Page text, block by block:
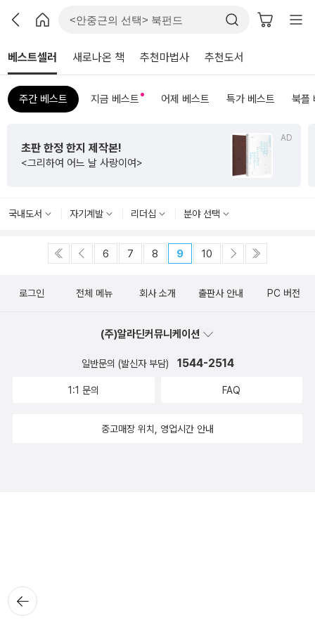
베스트셀러 새로나온 책 추천마법사 추천도서
주간 베스트 지금 베스트 어제 베스트 특가 베스트 북플
AD
초판 한정 한지 제작본!
<그리하여 어느 날 사랑이여>
국내도서 자기계발 리더십 분야 선택
6 7 8 9 10
뒤로가
기
로그인 전체 메뉴 회사 소개 출판사 안내 PC 버전
(주)알라딘커뮤니케이션
일반문의 (발신자 부담) 1544-2514
1:1 문의 FAQ
중고매장 위치, 영업시간 안내